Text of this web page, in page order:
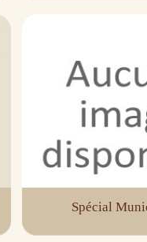
Spécial